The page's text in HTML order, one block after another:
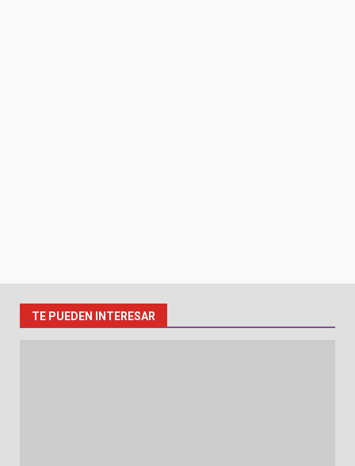
TE PUEDEN INTERESAR